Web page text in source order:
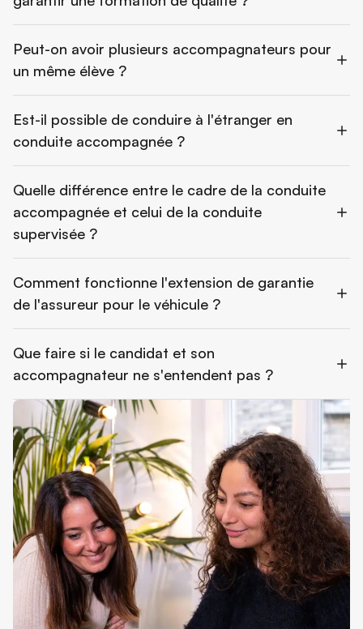
Peut-on avoir plusieurs accompagnateurs pour
un même élève ?
Est-il possible de conduire à l'étranger en
conduite accompagnée ?
Quelle différence entre le cadre de la conduite
accompagnée et celui de la conduite
supervisée ?
Comment fonctionne l'extension de garantie
de l'assureur pour le véhicule ?
Que faire si le candidat et son
accompagnateur ne s'entendent pas ?